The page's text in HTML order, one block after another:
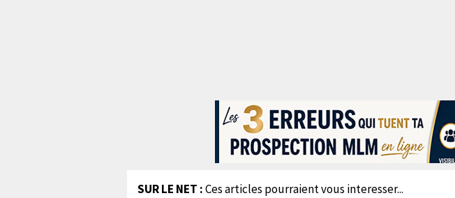
SUR LE NET :Ces articles pourraient vous interesser...